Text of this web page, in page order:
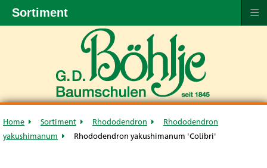
Home Sortiment Rhododendron
Rhododendron
yakushimanum
Rhododendron yakushimanum 'Colibri'
Sortiment ≡